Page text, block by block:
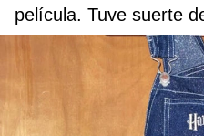
película. Tuve suerte